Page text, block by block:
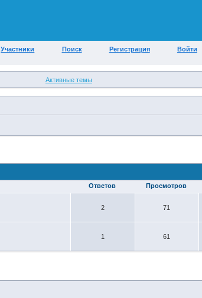
Участники Поиск Регистрация Войти
Активные темы
Ответов Просмотров
2
71
1
61